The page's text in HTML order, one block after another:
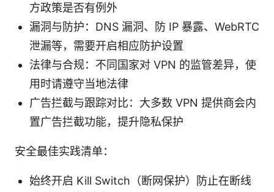
方政策是否有例外
漏洞与防护：DNS 漏洞、防 IP 暴露、WebRTC
泄漏等，需要开启相应防护设置
法律与合规：不同国家对 VPN 的监管差异，使
用时请遵守当地法律
广告拦截与跟踪对比：大多数 VPN 提供商会内
置广告拦截功能，提升隐私保护
安全最佳实践清单：
始终开启 Kill Switch（断网保护）防止在断线